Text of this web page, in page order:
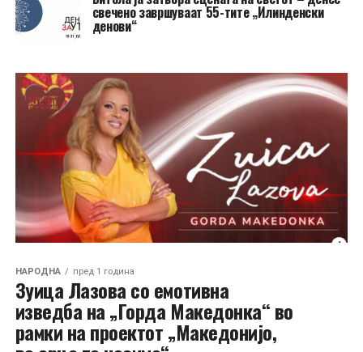
свечено завршуваат 55-тите „Илинденски
денови“
НАРОДНА пред 1 година
Зуица Лазова со емотивна
изведба на „Горда Македонка“ во
рамки на проектот „Македонијо,